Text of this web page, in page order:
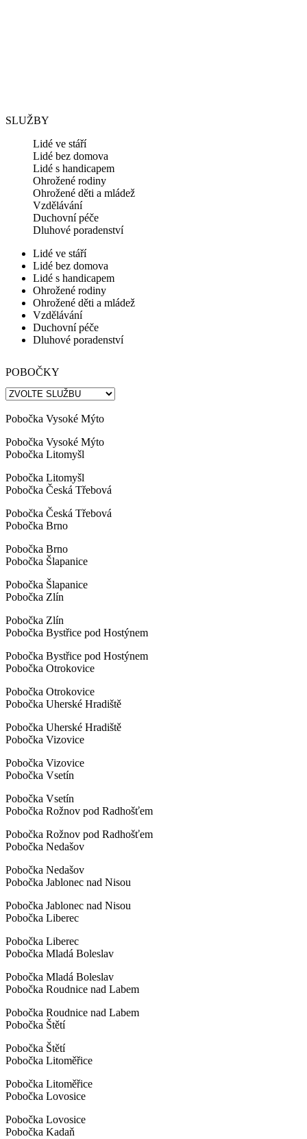
SLUŽBY
Lidé ve stáří
Lidé bez domova
Lidé s handicapem
Ohrožené rodiny
Ohrožené děti a mládež
Vzdělávání
Duchovní péče
Dluhové poradenství
Lidé ve stáří
Lidé bez domova
Lidé s handicapem
Ohrožené rodiny
Ohrožené děti a mládež
Vzdělávání
Duchovní péče
Dluhové poradenství
chci přispět na službu
více
chci přispět na službu
více
chci přispět na službu
více
chci přispět na službu
více
více
chci přispět na službu
více
chci přispět na službu
více
chci přispět na službu
více
POBOČKY
Pobočka Vysoké Mýto
Pobočka Vysoké Mýto
Pobočka Litomyšl
Pobočka Litomyšl
Pobočka Česká Třebová
Pobočka Česká Třebová
Pobočka Brno
Pobočka Brno
Pobočka Šlapanice
Pobočka Šlapanice
Pobočka Zlín
Pobočka Zlín
Pobočka Bystřice pod Hostýnem
Pobočka Bystřice pod Hostýnem
Pobočka Otrokovice
Pobočka Otrokovice
Pobočka Uherské Hradiště
Pobočka Uherské Hradiště
Pobočka Vizovice
Pobočka Vizovice
Pobočka Vsetín
Pobočka Vsetín
Pobočka Rožnov pod Radhošťem
Pobočka Rožnov pod Radhošťem
Pobočka Nedašov
Pobočka Nedašov
Pobočka Jablonec nad Nisou
Pobočka Jablonec nad Nisou
Pobočka Liberec
Pobočka Liberec
Pobočka Mladá Boleslav
Pobočka Mladá Boleslav
Pobočka Roudnice nad Labem
Pobočka Roudnice nad Labem
Pobočka Štětí
Pobočka Štětí
Pobočka Litoměřice
Pobočka Litoměřice
Pobočka Lovosice
Pobočka Lovosice
Pobočka Kadaň